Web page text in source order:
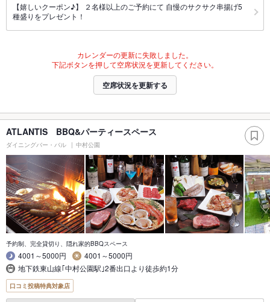
【嬉しいクーポン♪】 ２名様以上のご予約にて 自慢のサクサク串揚げ5
種盛りをプレゼント！
カレンダーの更新に失敗しました。
下記ボタンを押して空席状況を更新してください。
空席状況を更新する
ATLANTIS BBQ&パーティースペース
ダイニングバー・バル 中村公園
予約制、完全貸切り、隠れ家的BBQスペース
4001～5000円
4001～5000円
地下鉄東山線｢中村公園駅｣2番出口より徒歩約1分
口コミ投稿特典対象店